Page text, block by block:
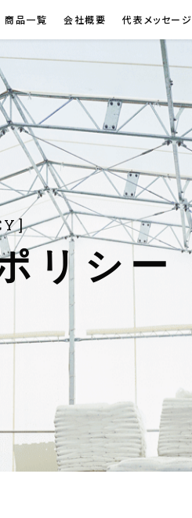
商品一覧 会社概要 代表メッセージ
リシー